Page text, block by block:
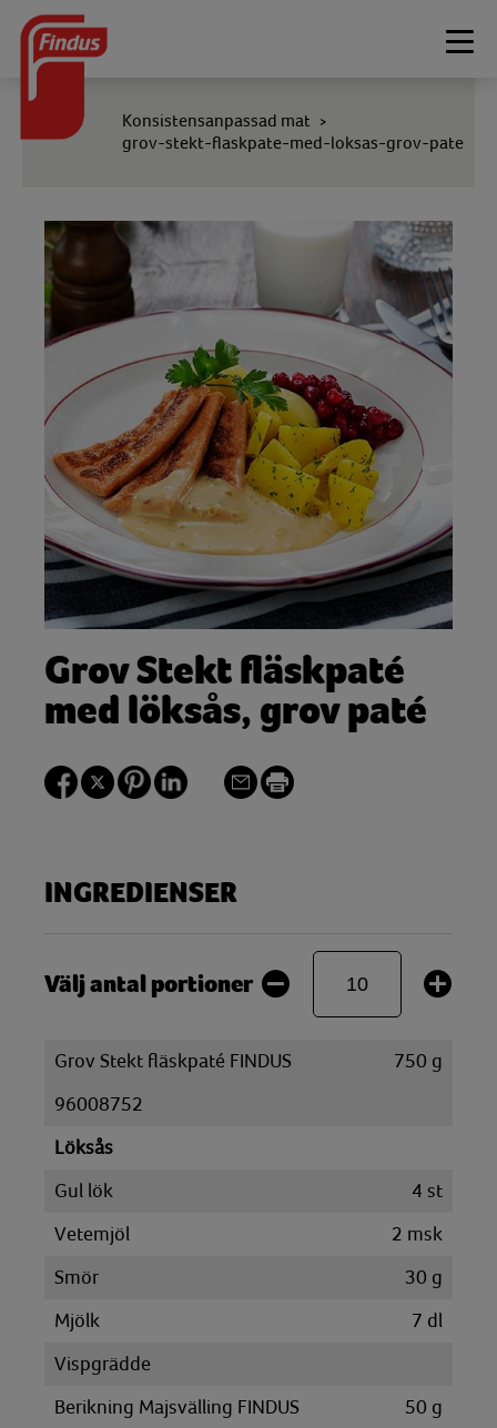
Konsistensanpassad mat >
grov-stekt-flaskpate-med-loksas-grov-pate
Grov Stekt fläskpaté
med löksås, grov paté
INGREDIENSER
Välj antal portioner
Grov Stekt fläskpaté FINDUS
96008752
750 g
Löksås
Gul lök
4 st
Vetemjöl
2 msk
Smör
30 g
Mjölk
7 dl
Vispgrädde
Berikning Majsvälling FINDUS
50 g